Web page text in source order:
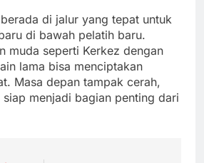
di jalur yang tepat untuk
di bawah pelatih baru.
muda seperti Kerkez dengan
lama bisa menciptakan
Masa depan tampak cerah,
menjadi bagian penting dari